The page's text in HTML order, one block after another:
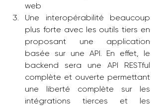
web
Une interopérabilité beaucoup
plus forte avec les outils tiers en
proposant une application
basée sur une API. En effet, le
backend sera une API RESTful
complète et ouverte permettant
une liberté complète sur les
intégrations tierces et les